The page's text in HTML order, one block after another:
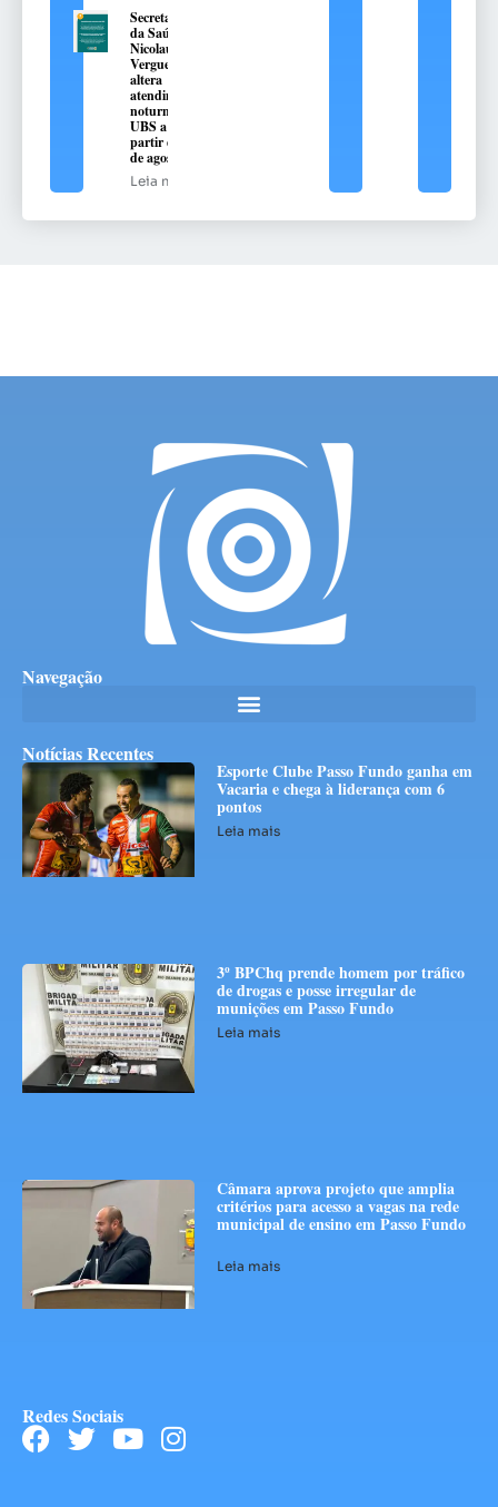
Secretaria
da Saúde de
Nicolau
Vergueiro
altera
atendimento
noturno na
UBS a
partir de 10
de agosto
Leia mais
Navegação
Notícias Recentes
Esporte Clube Passo Fundo ganha em
Vacaria e chega à liderança com 6
pontos
Leia mais
3º BPChq prende homem por tráfico
de drogas e posse irregular de
munições em Passo Fundo
Leia mais
Câmara aprova projeto que amplia
critérios para acesso a vagas na rede
municipal de ensino em Passo Fundo
Leia mais
Redes Sociais